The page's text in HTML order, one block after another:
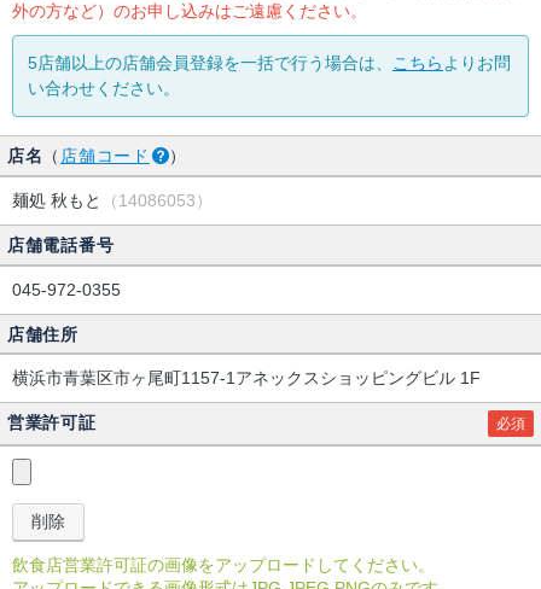
外の方など）のお申し込みはご遠慮ください。
5店舗以上の店舗会員登録を一括で行う場合は、 こちら よりお問
い合わせください。
店名 （ 店舗コード ）
麺処 秋もと （14086053）
店舗電話番号
045-972-0355
店舗住所
横浜市青葉区市ヶ尾町1157-1アネックスショッピングビル 1F
営業許可証 必須
飲食店営業許可証の画像をアップロードしてください。